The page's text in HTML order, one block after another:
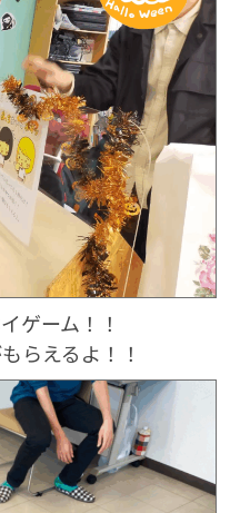
ゲーム！！
らえるよ！！